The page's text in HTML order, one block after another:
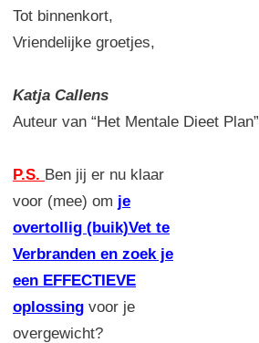
Tot binnenkort,
Vriendelijke groetjes,
Katja Callens
Auteur van “Het Mentale Dieet Plan”
P.S. Ben jij er nu klaar
voor (mee) om je
overtollig (buik)Vet te
Verbranden en zoek je
een EFFECTIEVE
oplossing voor je
overgewicht?